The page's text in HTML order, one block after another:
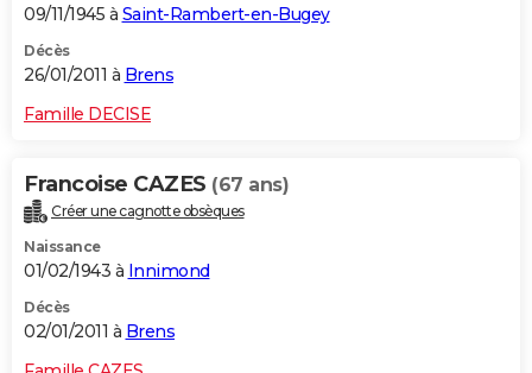
09/11/1945 à Saint-Rambert-en-Bugey
Décès
26/01/2011 à Brens
Famille DECISE
Francoise CAZES (67 ans)
Créer une cagnotte obsèques
Naissance
01/02/1943 à Innimond
Décès
02/01/2011 à Brens